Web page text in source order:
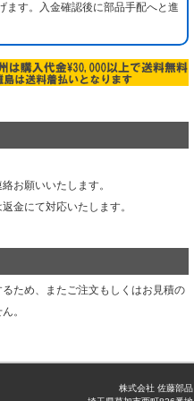
ます。入金確認後に部品手配へと進
お願いいたします。
金にて対応いたします。
ため、またご注文もしくはお見積の
。
株式会社 佐藤部品